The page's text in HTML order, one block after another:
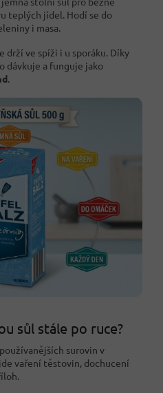
teplých jídel. Hodí se do
i masa.
drží ve spíži i u sporáku. Díky
dávkuje a funguje jako
.
sůl stále po ruce?
surovin v
vaření těstovin, dochucení